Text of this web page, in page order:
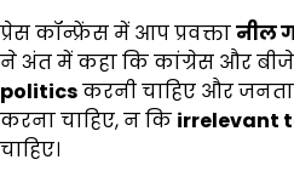
प्रेस कॉन्फ्रेंस में आप प्रवक्तानील
ने अंत में कहा कि कांग्रेस और
politicsकरनी चाहिए और
करना चाहिए, न कि irrelevant
चाहिए।